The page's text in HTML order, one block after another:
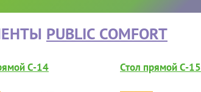
PUBLIC COMFORT
C-14 Стол прямой C-15